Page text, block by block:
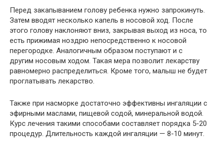
Перед закапыванием голову ребенка нужно запрокинуть.
Затем вводят несколько капель в носовой ход. После
этого голову наклоняют вниз, закрывая выход из носа, то
есть прижимая ноздрю непосредственно к носовой
перегородке. Аналогичным образом поступают и с
другим носовым ходом. Такая мера позволит лекарству
равномерно распределиться. Кроме того, малыш не будет
проглатывать лекарство.
Также при насморке достаточно эффективны ингаляции с
эфирными маслами, пищевой содой, минеральной водой.
Курс лечения такими способами составляет порядка 5-20
процедур. Длительность каждой ингаляции — 8-10 минут.